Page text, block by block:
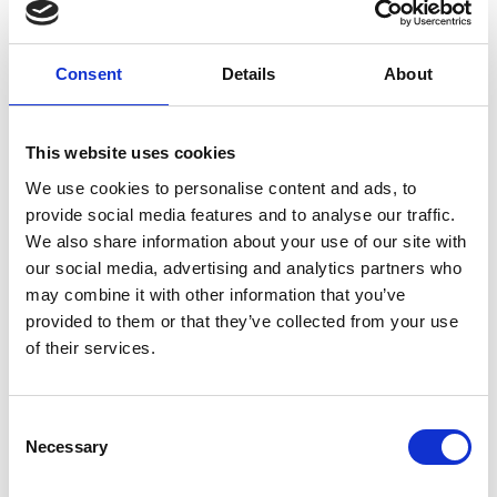
Consent Details About
This website uses cookies
We use cookies to personalise content and ads, to
provide social media features and to analyse our traffic.
We also share information about your use of our site with
our social media, advertising and analytics partners who
may combine it with other information that you’ve
provided to them or that they’ve collected from your use
of their services.
Necessary
CBD (300 mg) – oferă efect calmant, antioxidant și
sprijină echilibrul pielii.
reînnoire celulară și îmbunătățește textura pielii.
Extract de cânepă & vitamina E – protecție
antioxidantă și suport pentru regenerare.
Ulei de cocos – hidratare intensă, catifelare și
strălucire naturală.
Uleiuri de argan, ricin și buriti – hrănesc profund și
contribuie la un aspect tânăr și revitalizat.
Ulei de jojoba – ajută la reglarea secreției de sebum și